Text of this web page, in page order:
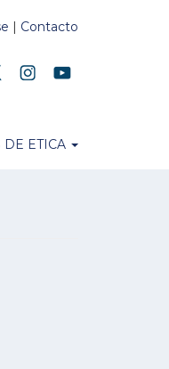
| Contacto
DE ETICA